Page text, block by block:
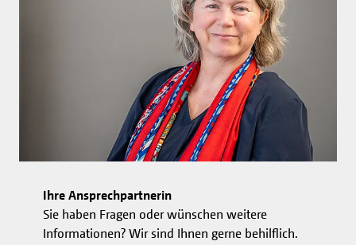
Ihre Ansprechpartnerin
Sie haben Fragen oder wünschen weitere
Informationen? Wir sind Ihnen gerne behilflich.